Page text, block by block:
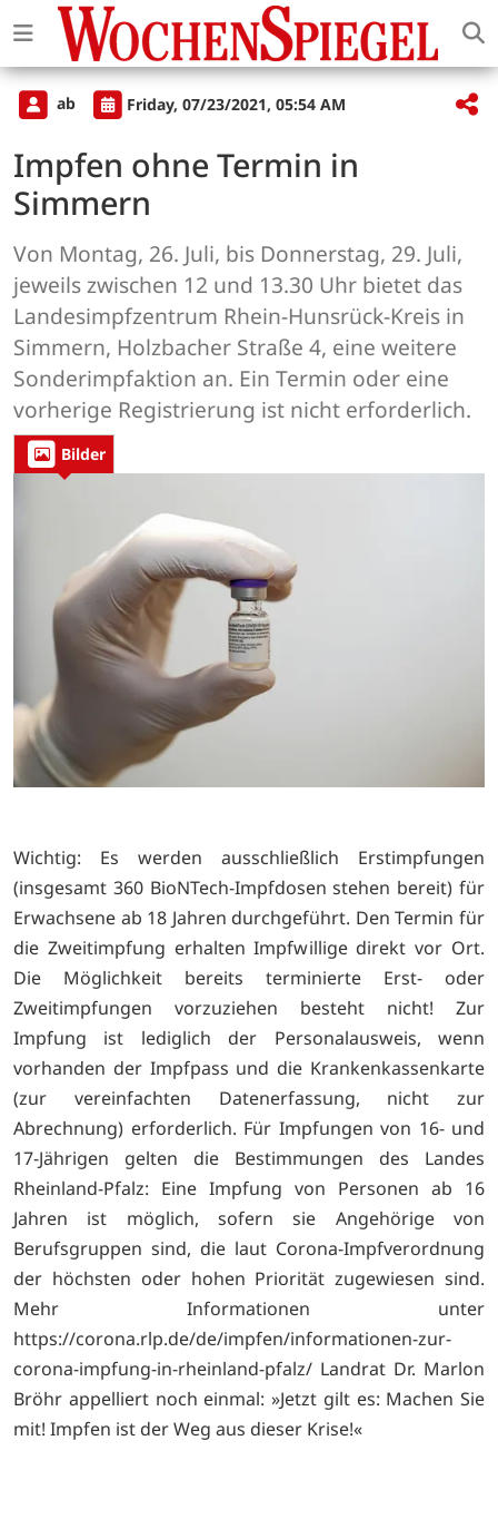
ab Friday, 07/23/2021, 05:54 AM
Impfen ohne Termin in
Simmern
Von Montag, 26. Juli, bis Donnerstag, 29. Juli,
jeweils zwischen 12 und 13.30 Uhr bietet das
Landesimpfzentrum Rhein-Hunsrück-Kreis in
Simmern, Holzbacher Straße 4, eine weitere
Sonderimpfaktion an. Ein Termin oder eine
vorherige Registrierung ist nicht erforderlich.
Bilder
Wichtig: Es werden ausschließlich Erstimpfungen
(insgesamt 360 BioNTech-Impfdosen stehen bereit) für
Erwachsene ab 18 Jahren durchgeführt. Den Termin für
die Zweitimpfung erhalten Impfwillige direkt vor Ort.
Die Möglichkeit bereits terminierte Erst- oder
Zweitimpfungen vorzuziehen besteht nicht! Zur
Impfung ist lediglich der Personalausweis, wenn
vorhanden der Impfpass und die Krankenkassenkarte
(zur vereinfachten Datenerfassung, nicht zur
Abrechnung) erforderlich. Für Impfungen von 16- und
17-Jährigen gelten die Bestimmungen des Landes
Rheinland-Pfalz: Eine Impfung von Personen ab 16
Jahren ist möglich, sofern sie Angehörige von
Berufsgruppen sind, die laut Corona-Impfverordnung
der höchsten oder hohen Priorität zugewiesen sind.
Mehr Informationen unter
https://corona.rlp.de/de/impfen/informationen-zur-
corona-impfung-in-rheinland-pfalz/ Landrat Dr. Marlon
Bröhr appelliert noch einmal: »Jetzt gilt es: Machen Sie
mit! Impfen ist der Weg aus dieser Krise!«